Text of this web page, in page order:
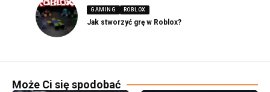
GAMING ROBLOX
Jak stworzyć grę w Roblox?
Może Ci się spodobać